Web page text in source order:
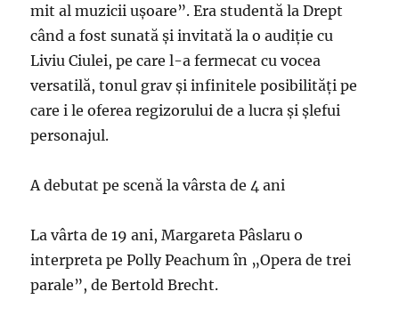
mit al muzicii uşoare”. Era studentă la Drept
când a fost sunată şi invitată la o audiţie cu
Liviu Ciulei, pe care l-a fermecat cu vocea
versatilă, tonul grav şi infinitele posibilităţi pe
care i le oferea regizorului de a lucra şi şlefui
personajul.
A debutat pe scenă la vârsta de 4 ani
La vârta de 19 ani, Margareta Pâslaru o
interpreta pe Polly Peachum în „Opera de trei
parale”, de Bertold Brecht.